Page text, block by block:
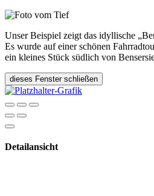
Unser Beispiel zeigt das idyllische
Es wurde auf einer schönen
ein kleines Stück südlich von
dieses Fenster schließen
Detailansicht